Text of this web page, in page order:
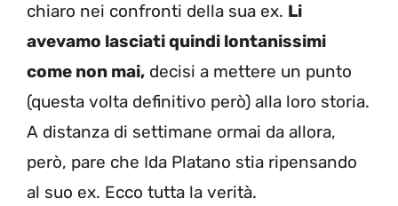
chiaro nei confronti della sua ex. Li
avevamo lasciati quindi lontanissimi
come non mai, decisi a mettere un punto
(questa volta definitivo però) alla loro storia.
A distanza di settimane ormai da allora,
però, pare che Ida Platano stia ripensando
al suo ex. Ecco tutta la verità.